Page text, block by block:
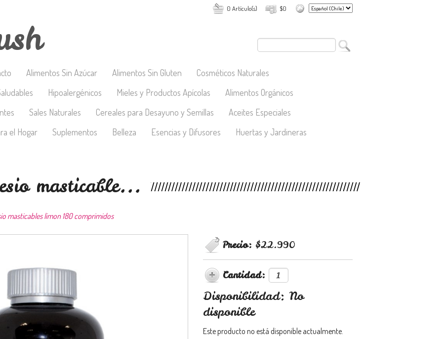
$0
0 Artículo(s)
Alimentos Sin Azúcar Alimentos Sin Gluten
Cosméticos Naturales
Hipoalergénicos Mieles y Productos Apícolas
Alimentos Orgánicos
Sales Naturales Cereales para Desayuno y Semillas
Aceites Especiales
el Hogar Suplementos Belleza Esencias y Difusores
Huertas y Jardineras
masticable...
masticables limon 180 comprimidos
Precio: $22.990
Cantidad:
Disponibilidad: No
disponible
Este producto no está disponible actualmente.